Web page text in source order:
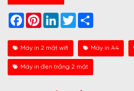
Facebook
PinterestLinkedInTwitter
Máy in 2 mặt wifi Máy in A4
Máy in đen trắng 2 mặt